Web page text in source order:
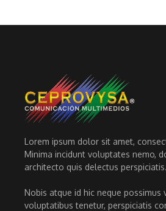
Lorem ipsum dolor sit amet,
Minima incidunt voluptates nemo,
architecto quis delectus perspiciatis.
Nobis atque id hic neque possimus
voluptatibus tenetur, perspiciatis